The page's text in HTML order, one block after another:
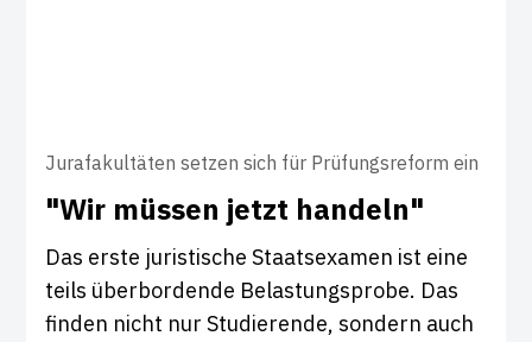
Jurafakultäten setzen sich für Prüfungsreform ein
"Wir müssen jetzt han­deln"
Das erste juristische Staatsexamen ist eine
teils überbordende Belastungsprobe. Das
finden nicht nur Studierende, sondern auch